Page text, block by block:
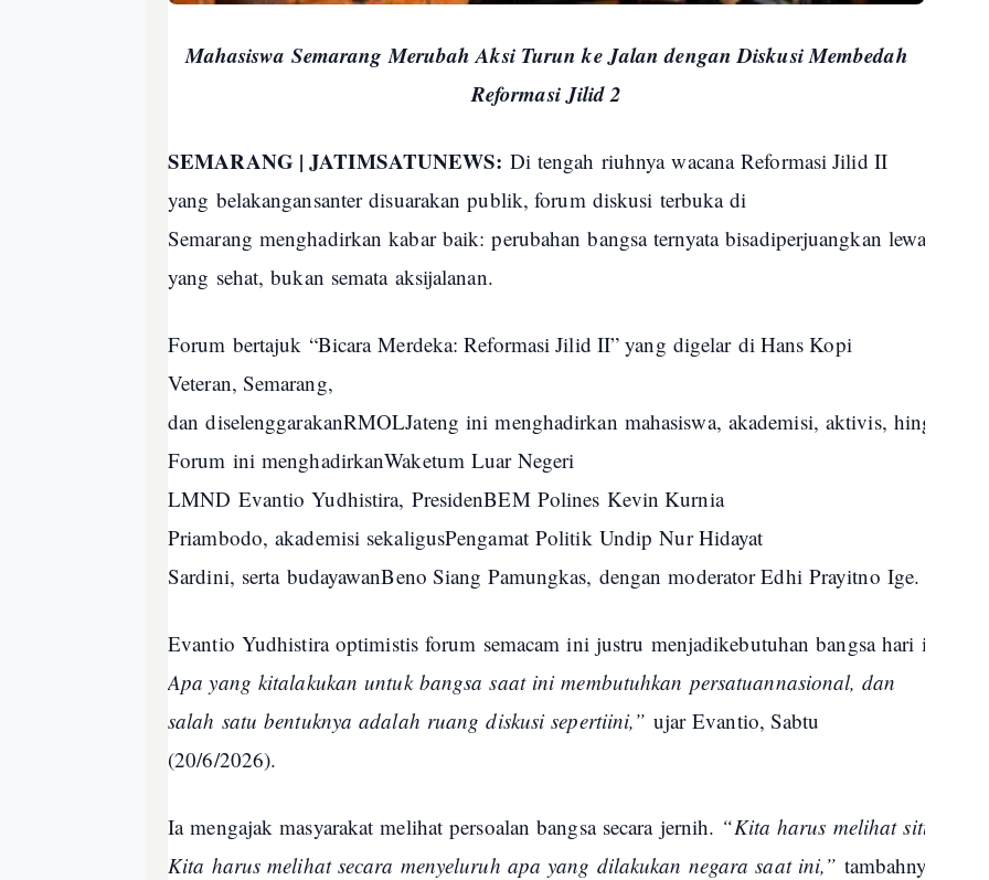
Mahasiswa Semarang Merubah Aksi Turun ke Jalan dengan Diskusi Membedah
Reformasi Jilid 2
SEMARANG | JATIMSATUNEWS: Di tengah riuhnya wacanaReformasi Jilid II
yang belakangansanter disuarakan publik, forum diskusi terbukadi
Semarang menghadirkan kabar baik:perubahan bangsa ternyata bisadiperjuangkan lewat
yang sehat,bukan semata aksijalanan.
Forum bertajuk “BicaraMerdeka: Reformasi Jilid II” yang digelardi Hans Kopi
Veteran, Semarang,
dandiselenggarakanRMOLJateng ini menghadirkan mahasiswa, akademisi, aktivis, hingga
Forum ini menghadirkanWaketum Luar Negeri
LMND Evantio Yudhistira, PresidenBEM Polines Kevin Kurnia
Priambodo,akademisi sekaligusPengamatPolitik Undip Nur Hidayat
Sardini, serta budayawanBeno Siang Pamungkas, dengan moderator Edhi Prayitno Ige.
Evantio Yudhistira optimistisforum semacam ini justru menjadikebutuhan bangsa hari ini
Apa yang kitalakukan untuk bangsa saat ini membutuhkan persatuannasional, dan
salah satu bentuknya adalah ruang diskusi sepertiini,” ujarEvantio, Sabtu
(20/6/2026).
Ia mengajak masyarakat melihat persoalan bangsa secara jernih. “Kitaharus melihat situasi
Kita harus melihat secara menyeluruh apa yang dilakukan negarasaat ini,” tambahnya